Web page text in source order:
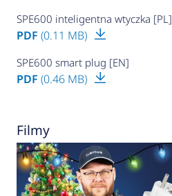
SPE600 inteligentna wtyczka [PL]
PDF (0.11 MB)
SPE600 smart plug [EN]
PDF (0.46 MB)
Filmy